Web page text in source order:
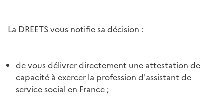
La DREETS vous notifie sa décision :
de vous délivrer directement une attestation de
capacité à exercer la profession d'assistant de
service social en France ;